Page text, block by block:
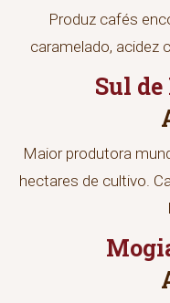
Produz cafés
caramelado, acidez
Sul
Maior produtora
hectares de cultivo.